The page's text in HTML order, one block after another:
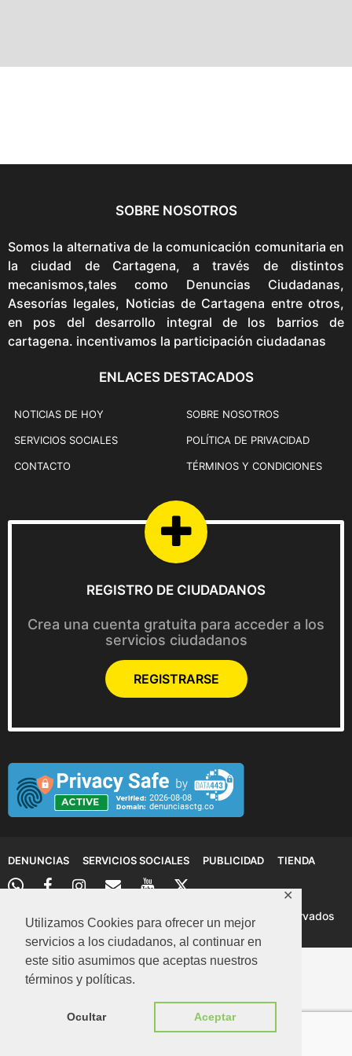
Utilizamos Cookies para ofrecer un mejor
servicios a los ciudadanos, al continuar en
este sitio asumimos que aceptas nuestros
términos y políticas.
Ocultar Aceptar
✕
SOBRE NOSOTROS
Somos la alternativa de la comunicación comunitaria en
la ciudad de Cartagena, a través de distintos
mecanismos,tales como Denuncias Ciudadanas,
Asesorías legales, Noticias de Cartagena entre otros,
en pos del desarrollo integral de los barrios de
cartagena. incentivamos la participación ciudadanas
ENLACES DESTACADOS
NOTICIAS DE HOY
SERVICIOS SOCIALES
CONTACTO
SOBRE NOSOTROS
POLÍTICA DE PRIVACIDAD
TÉRMINOS Y CONDICIONES
REGISTRO DE CIUDADANOS
Crea una cuenta gratuita para acceder a los
servicios ciudadanos
REGISTRARSE
DENUNCIAS SERVICIOS SOCIALES PUBLICIDAD TIENDA
© 2026 Denuncias Cartagena: Todos los derechos reservados